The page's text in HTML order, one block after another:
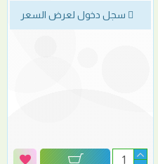
سجل دخول لعرض السعر